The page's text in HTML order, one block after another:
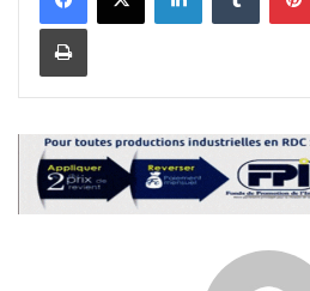
Imprimer